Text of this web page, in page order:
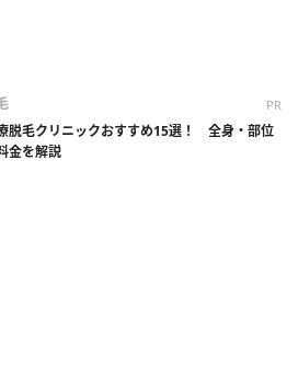
PR
脱毛クリニックおすすめ15選！ 全身・部位
金を解説